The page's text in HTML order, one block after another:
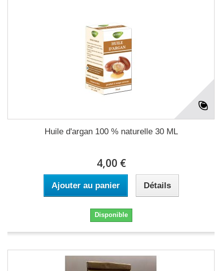
Huile d'argan 100 % naturelle 30 ML
4,00 €
Ajouter au panier Détails
Disponible